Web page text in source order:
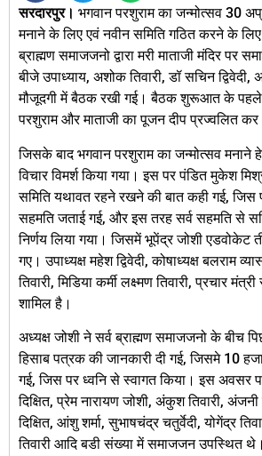
सरदारपुर। भगवान परशुराम का जन्मोत्सव 30
मनाने के लिए एवं नवीन समिति गठित करने के लिए
ब्राह्मण समाजजनो द्वारा मरी माताजी मंदिर पर
बीजे उपाध्याय, अशोक तिवारी, डॉ सचिन
मौजूदगी में बैठक रखी गई। बैठक शुरूआत के पहले
परशुराम और माताजी का पूजन दीप प्रज्वलित कर
जिसके बाद भगवान परशुराम का जन्मोत्सव मनाने
विचार विमर्श किया गया। इस पर पंडित मुकेश
समिति यथावत रहने रखने की बात कही गई, जिस
सहमति जताई गई, और इस तरह सर्व सहमति से
निर्णय लिया गया। जिसमें भूपेंद्र जोशी एडवोकेट
गए। उपाध्यक्ष महेश द्विवेदी, कोषाध्यक्ष बलराम
तिवारी, मिडिया कर्मी लक्ष्मण तिवारी, प्रचार
शामिल है।
अध्यक्ष जोशी ने सर्व ब्राह्मण समाजजनो के बीच
हिसाब पत्रक की जानकारी दी गई, जिसमे 10
गई, जिस पर ध्वनि से स्वागत किया। इस अवसर
दिक्षित, प्रेम नारायण जोशी, अंकुश तिवारी,
दिक्षित, आंशु शर्मा, सुभाषचंद्र चतुर्वेदी, योगेंद्र
तिवारी आदि बडी संख्या में समाजजन उपस्थित थे।